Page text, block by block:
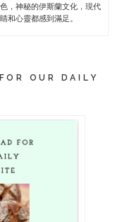
，神秘的伊斯蘭文化，現代
和心靈都感到滿足。
OUR DAILY